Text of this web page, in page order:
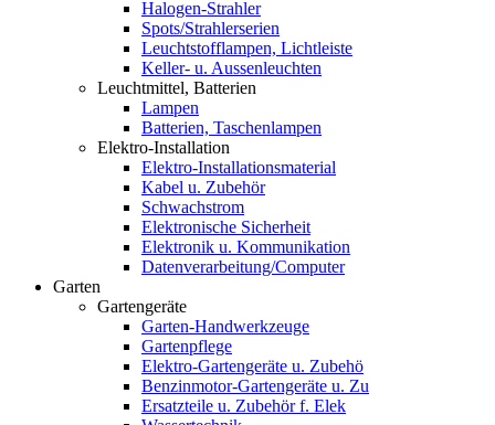
Halogen-Strahler
Spots/Strahlerserien
Leuchtstofflampen, Lichtleiste
Keller- u. Aussenleuchten
Leuchtmittel, Batterien
Lampen
Batterien, Taschenlampen
Elektro-Installation
Elektro-Installationsmaterial
Kabel u. Zubehör
Schwachstrom
Elektronische Sicherheit
Elektronik u. Kommunikation
Datenverarbeitung/Computer
Garten
Gartengeräte
Garten-Handwerkzeuge
Gartenpflege
Elektro-Gartengeräte u. Zubehö
Benzinmotor-Gartengeräte u. Zu
Ersatzteile u. Zubehör f. Elek